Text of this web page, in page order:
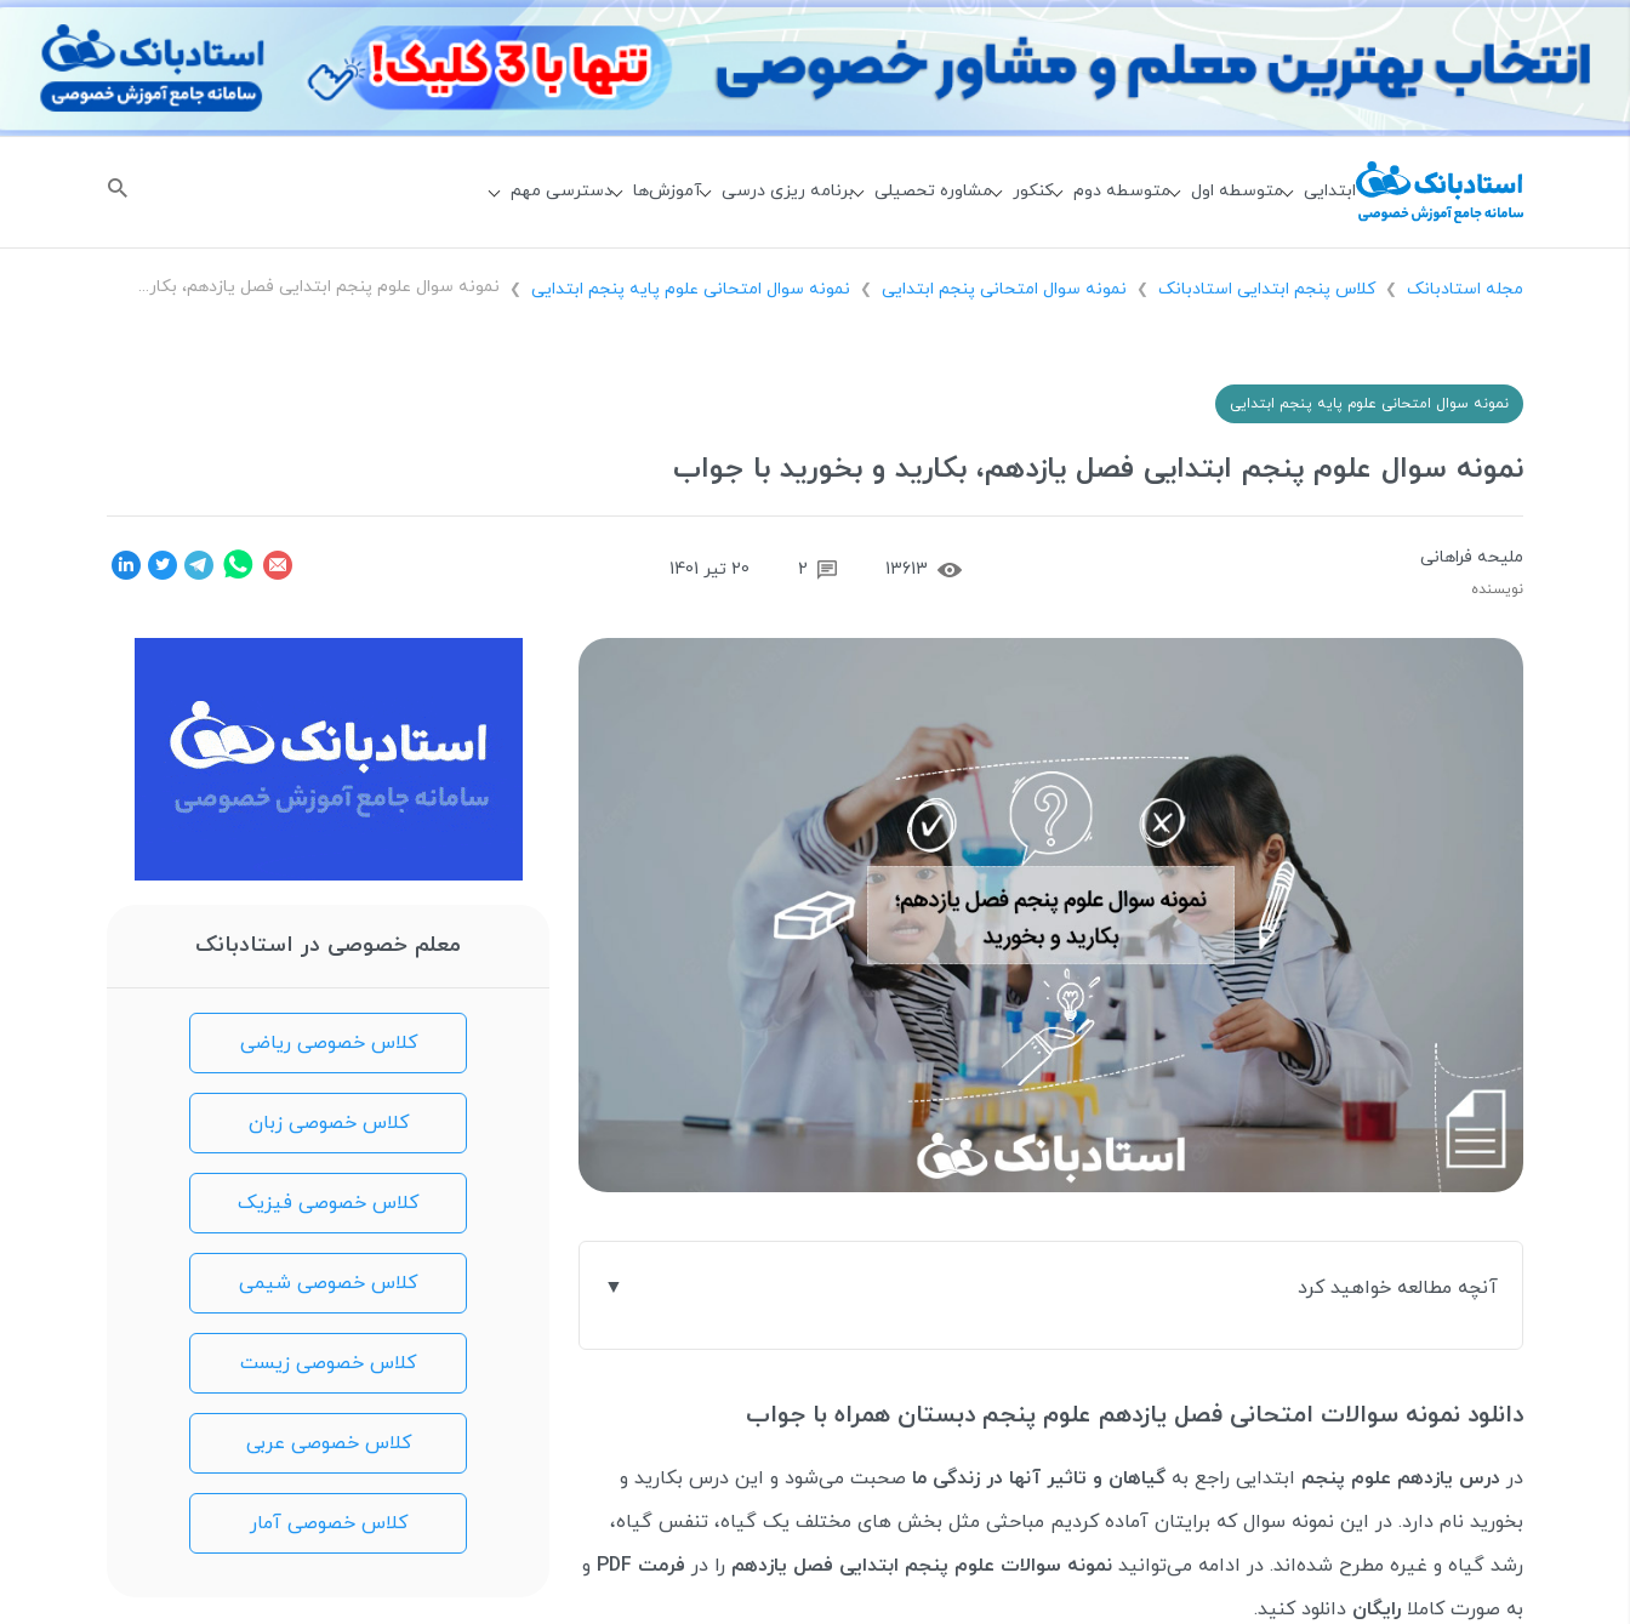
ابتدایی متوسطه اول متوسطه دوم کنکور مشاوره تحصیلی برنامه ریزی درسی آموزش‌ها دسترسی مهم
مجله استادبانک ❯ کلاس پنجم ابتدایی استادبانک ❯ نمونه سوال امتحانی پنجم ابتدایی ❯ نمونه سوال امتحانی علوم پایه پنجم ابتدایی ❯ نمونه سوال علوم پنجم ابتدایی فصل یازدهم، بکارید و بخورید با جواب
نمونه سوال امتحانی علوم پایه پنجم ابتدایی
نمونه سوال علوم پنجم ابتدایی فصل یازدهم، بکارید و بخورید با جواب
ملیحه فراهانی
نویسنده
13613
2 20 تیر 1401
آنچه مطالعه خواهید کرد
دانلود نمونه سوالات امتحانی فصل یازدهم علوم پنجم دبستان همراه با جواب
در درس یازدهم علوم پنجم ابتدایی راجع به گیاهان و تاثیر آنها در زندگی ما صحبت می‌شود و این درس بکارید و
بخورید نام دارد. در این نمونه سوال که برایتان آماده کردیم مباحثی مثل بخش های مختلف یک گیاه، تنفس گیاه،
رشد گیاه و غیره مطرح شده‌اند. در ادامه می‌توانید نمونه سوالات علوم پنجم ابتدایی فصل یازدهم را در فرمت PDF
و
به صورت کاملا رایگان دانلود کنید.
معلم خصوصی در استادبانک
کلاس خصوصی ریاضی
کلاس خصوصی زبان
کلاس خصوصی فیزیک
کلاس خصوصی شیمی
کلاس خصوصی زیست
کلاس خصوصی عربی
کلاس خصوصی آمار